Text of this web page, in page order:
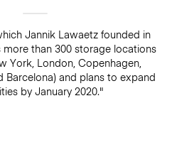
Jannik Lawaetz founded in
more than 300 storage locations
York, London, Copenhagen,
Barcelona) and plans to expand
by January 2020."